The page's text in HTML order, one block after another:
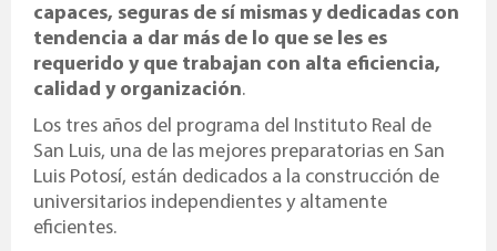
capaces, seguras de sí mismas y dedicadas con
tendencia a dar más de lo que se les es
requerido y que trabajan con alta eficiencia,
calidad y organización.
Los tres años del programa del Instituto Real de
San Luis, una de las mejores preparatorias en San
Luis Potosí, están dedicados a la construcción de
universitarios independientes y altamente
eficientes.